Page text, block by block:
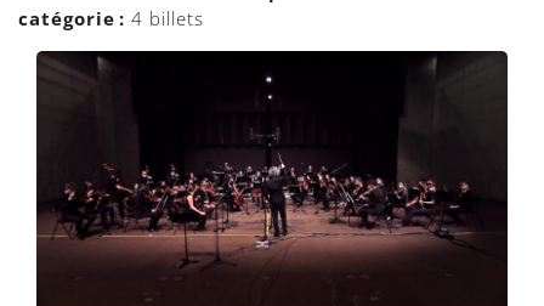
catégorie : 4 billets